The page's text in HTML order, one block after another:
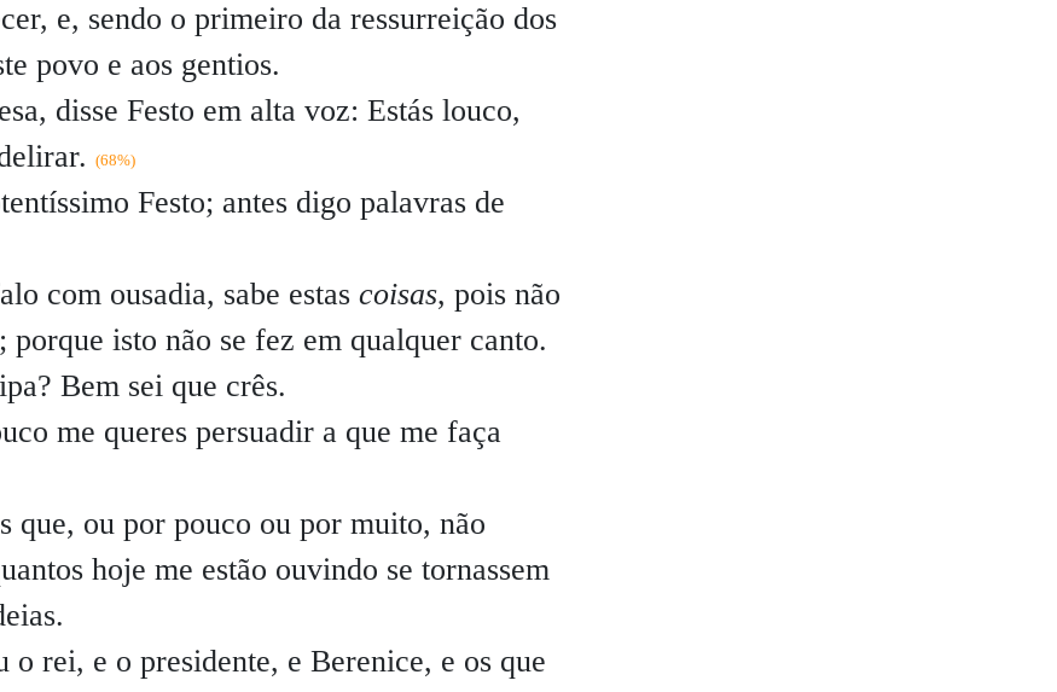
e, sendo o primeiro da ressurreição dos
povo e aos gentios.
disse Festo em alta voz: Estás louco,
(68%)
Festo; antes digo palavras de
com ousadia, sabe estas coisas, pois não
isto não se fez em qualquer canto.
Bem sei que crês.
me queres persuadir a que me faça
que, ou por pouco ou por muito, não
hoje me estão ouvindo se tornassem
rei, e o presidente, e Berenice, e os que